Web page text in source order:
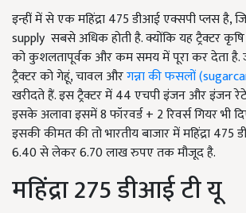
इन्हीं में से एक महिंद्रा 475 डीआई एक्सपी प्लस है,
supply सबसे अधिक होती है. क्योंकि यह ट्रैक्टर
को कुशलतापूर्वक और कम समय में पूरा कर देता है.
ट्रैक्टर को गेहूं, चावल औरगन्ना की फसलों
खरीदते हैं. इस ट्रैक्टर में 44 एचपी इंजन और इंजन
इसके अलावा इसमें 8 फॉरवर्ड + 2 रिवर्स गियर भी
इसकी कीमत की तो भारतीय बाजार में महिंद्रा
6.40 से लेकर 6.70 लाख रुपए तक मौजूद है.
महिंद्रा 275 डीआई टी यू